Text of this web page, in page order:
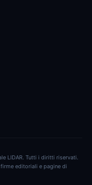
LIDAR. Tutti i diritti riservati.
editoriali e pagine di